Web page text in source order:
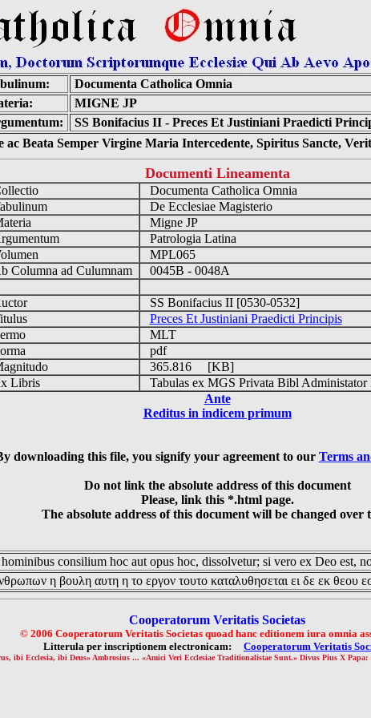
Documenta Catholica Omnia
MIGNE JP
SS Bonifacius II - Preces Et Justiniani Praedicti
Beata Semper Virgine Maria Intercedente, Spiritus Sancte,
Documenti Lineamenta
Documenta Catholica Omnia
De Ecclesiae Magisterio
Migne JP
Patrologia Latina
MPL065
Columna ad Culumnam
0045B - 0048A
SS Bonifacius II [0530-0532]
Preces Et Justiniani Praedicti Principis
MLT
pdf
365.816 [KB]
Libris
Tabulas ex MGS Privata Bibl Administator
Ante
Reditus in indicem primum
downloading this file, you signify your agreement to our Terms
Do not link the absolute address of this document
Please, link this *.html page.
The absolute address of this document will be changed over
hominibus consilium hoc aut opus hoc, dissolvetur; si vero ex Deo est,
η βουλη αυτη η το εργον τουτο καταλυθησεται ει δε εκ θεου
Cooperatorum Veritatis Societas
© 2006 Cooperatorum Veritatis Societas quoad hanc editionem iura omnia
Litterula per inscriptionem electronicam: Cooperatorum Veritatis
ibi Ecclesia, ibi Deus» Ambrosius ... «Amici Veri Ecclesiae Traditionalistae Sunt.» Divus Pius X Papa: